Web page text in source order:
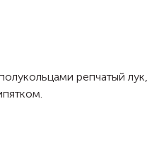
репчатый лук,